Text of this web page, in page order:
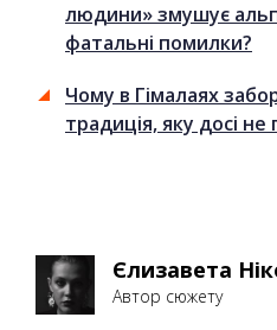
людини» змушує
фатальні помилки?
Чому в Гімалаях
традиція, яку досі
Єлизавета
Автор сюжету